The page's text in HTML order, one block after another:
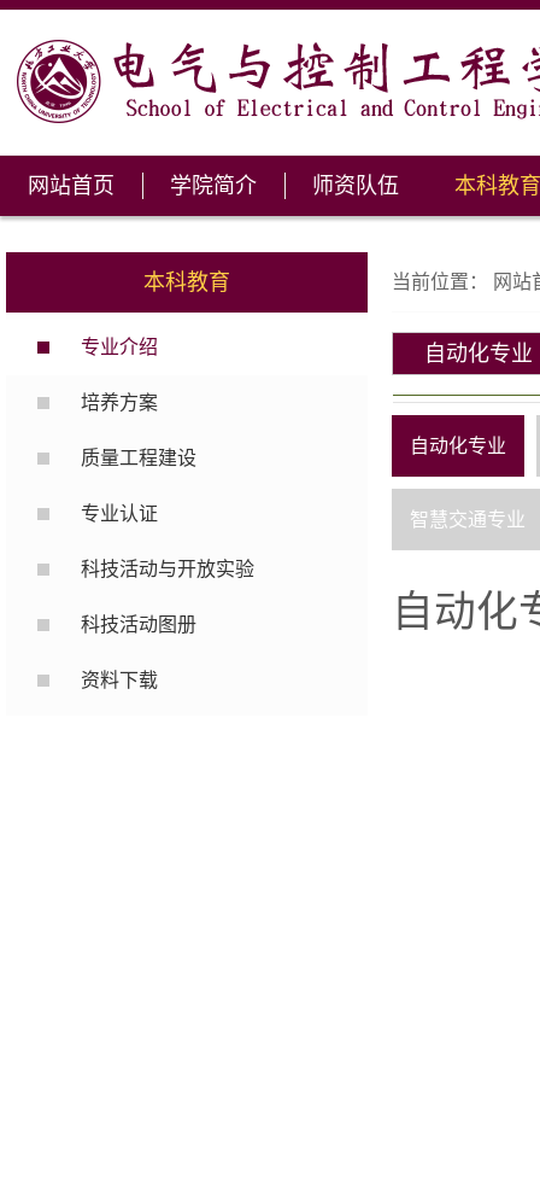
网站首页 学院简介 师资队伍 本科教育
本科教育
专业介绍
培养方案
质量工程建设
专业认证
科技活动与开放实验
科技活动图册
资料下载
当前位置： 网站
自动化专业
自动化专业
智慧交通专业
自动化